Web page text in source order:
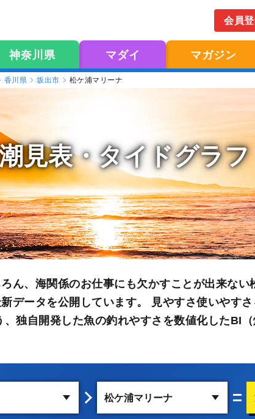
会員
神奈川県 マダイ マガジン
香川県 坂出市 松ケ浦マリーナ
見表・タイドグラフ
ん、海関係のお仕事にも欠かすことが出来ない
データを公開しています。 見やすさ使いやす
独自開発した魚の釣れやすさを数値化したBI